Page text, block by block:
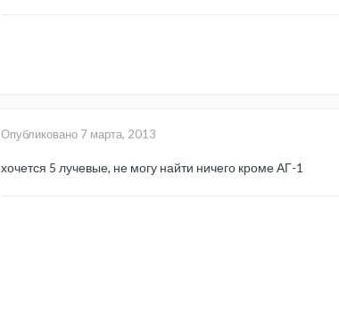
Опубликовано 7 марта, 2013
хочется 5 лучевые, не могу найти ничего кроме АГ-1